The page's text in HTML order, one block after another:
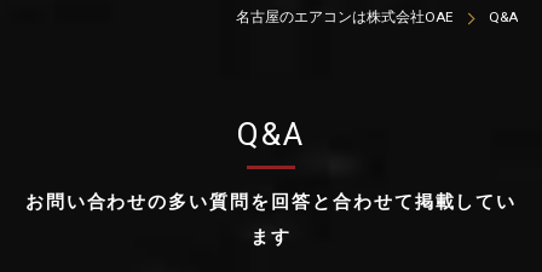
名古屋のエアコンは株式会社OAE Q&A
お問い合わせの多い質問を回答と合わせて掲載してい
ます
Q&A